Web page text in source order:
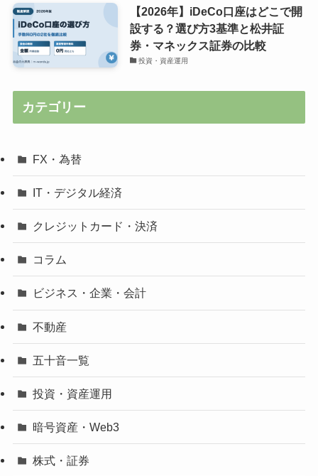
【2026年】iDeCo口座はどこで開
設する？選び方3基準と松井証
券・マネックス証券の比較
投資・資産運用
カテゴリー
FX・為替
IT・デジタル経済
クレジットカード・決済
コラム
ビジネス・企業・会計
不動産
五十音一覧
投資・資産運用
暗号資産・Web3
株式・証券